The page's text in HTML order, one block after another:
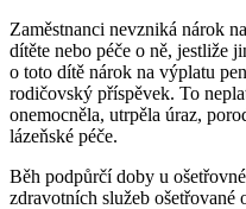
Zaměstnanci nevzniká nárok
dítěte nebo péče o ně, jestliže
o toto dítě nárok na výplatu
rodičovský příspěvek. To
onemocněla, utrpěla úraz,
lázeňské péče.
Běh podpůrčí doby u
zdravotních služeb ošetřované